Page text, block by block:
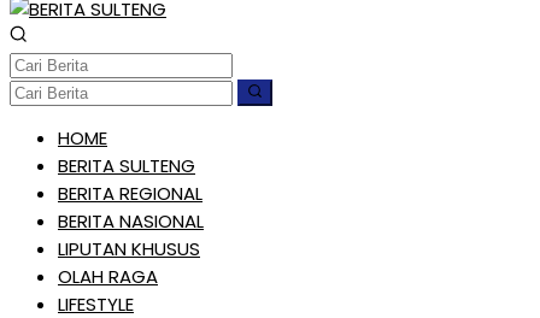
HOME
BERITA SULTENG
BERITA REGIONAL
BERITA NASIONAL
LIPUTAN KHUSUS
OLAH RAGA
LIFESTYLE